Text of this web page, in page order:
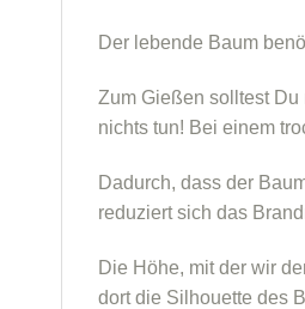
Der lebende Baum
Zum Gießen solltest Du
nichts tun! Bei einem
Dadurch, dass der
reduziert sich das
Die Höhe, mit der wir
dort die Silhouette des